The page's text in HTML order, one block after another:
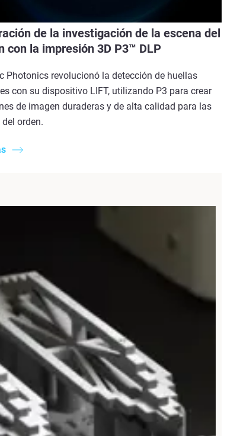
de la investigación de la escena del
con la impresión 3D P3™ DLP
Photonics revolucionó la detección de huellas
con su dispositivo LIFT, utilizando P3 para crear
de imagen duraderas y de alta calidad para las
orden.